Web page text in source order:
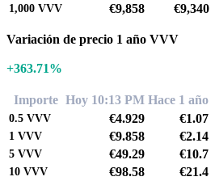
1,000 VVV €9,858 €9,340
Variación de precio 1 año VVV
+363.71%
Importe Hoy 10:13 PM Hace 1 año
0.5 VVV €4.929 €1.07
1 VVV €9.858 €2.14
5 VVV €49.29 €10.7
10 VVV €98.58 €21.4